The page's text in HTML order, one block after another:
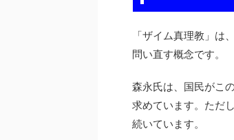
「ザイム真理教」は
問い直す概念です。
森永氏は、国民がこ
求めています。ただ
続いています。